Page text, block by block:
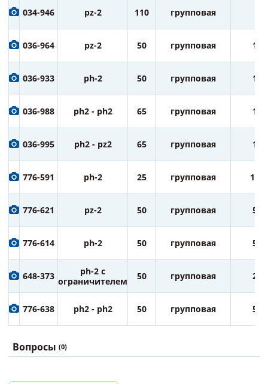
034-946 pz-2 110 групповая
036-964 pz-2 50 групповая 10
036-933 ph-2 50 групповая 10
036-988 ph2 - ph2 65 групповая 10
036-995 ph2 - pz2 65 групповая 10
776-591 ph-2 25 групповая 100
776-621 pz-2 50 групповая 50
776-614 ph-2 50 групповая 50
648-373
ph-2 с
ограничителем
50 групповая 25
776-638 ph2 - ph2 50 групповая 50
Вопросы (0)